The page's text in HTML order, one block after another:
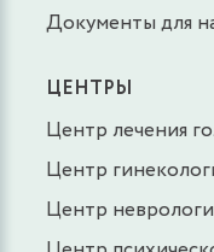
Документы для
ЦЕНТРЫ
Центр лечения
Центр
Центр